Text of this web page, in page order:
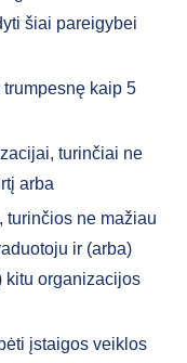
šiai pareigybei
kaip 5
turinčiai ne
arba
turinčios ne mažiau
ir (arba)
kitu organizacijos
įstaigos veiklos